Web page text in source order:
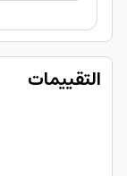
التقييمات